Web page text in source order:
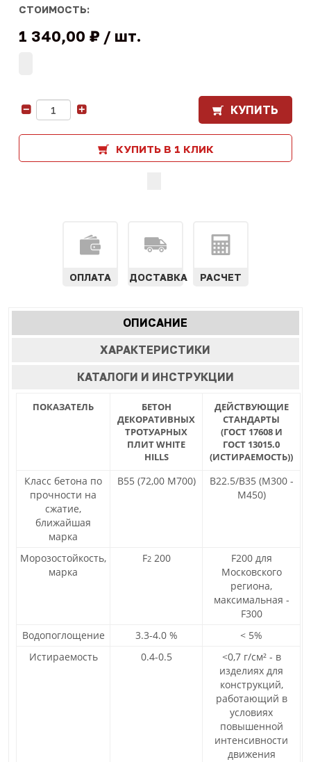
СТОИМОСТЬ:
1 340,00 ₽ шт.
КУПИТЬ
КУПИТЬ В 1 КЛИК
ОПЛАТА ДОСТАВКА РАСЧЕТ
Характеристики
табы
ОПИСАНИЕ
ВКЛАДКА)
ХАРАКТЕРИСТИКИ
КАТАЛОГИ И ИНСТРУКЦИИ
ПОКАЗАТЕЛЬ
БЕТОН
ДЕКОРАТИВНЫХ
ТРОТУАРНЫХ
ПЛИТ WHITE
HILLS
ДЕЙСТВУЮЩИЕ
СТАНДАРТЫ
(ГОСТ 17608 И
ГОСТ 13015.0
(ИСТИРАЕМОСТЬ))
Класс бетона по
прочности на
сжатие,
ближайшая
марка
В55 (72,00 М700)
В22.5/В35 (М300 -
М450)
Морозостойкость,
марка
F2200
F200 для
Московского
региона,
максимальная -
F300
Водопоглощение
3.3-4.0 %
< 5%
Истираемость
0.4-0.5
<0,7 г/см² - в
изделиях для
конструкций,
работающий в
условиях
повышенной
интенсивности
движения